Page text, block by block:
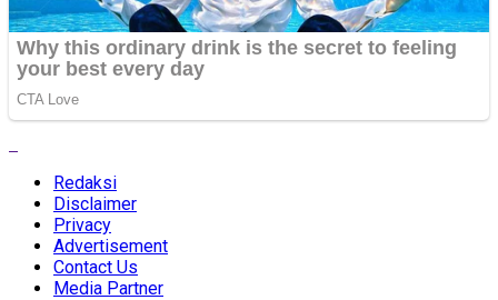
Redaksi
Disclaimer
Privacy
Advertisement
Contact Us
Media Partner